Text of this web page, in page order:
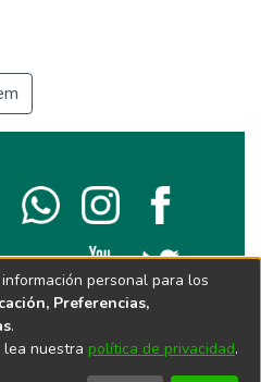
personal para los
Preferencias,
.
lea nuestra política de privacidad.